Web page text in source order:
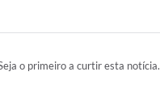
o primeiro a curtir esta notícia.